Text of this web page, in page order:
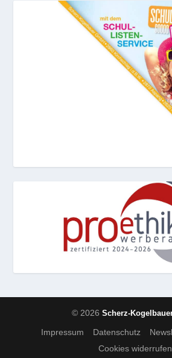
© 2026 Scherz-
Impressum Datenschutz
Cookies widerrufen